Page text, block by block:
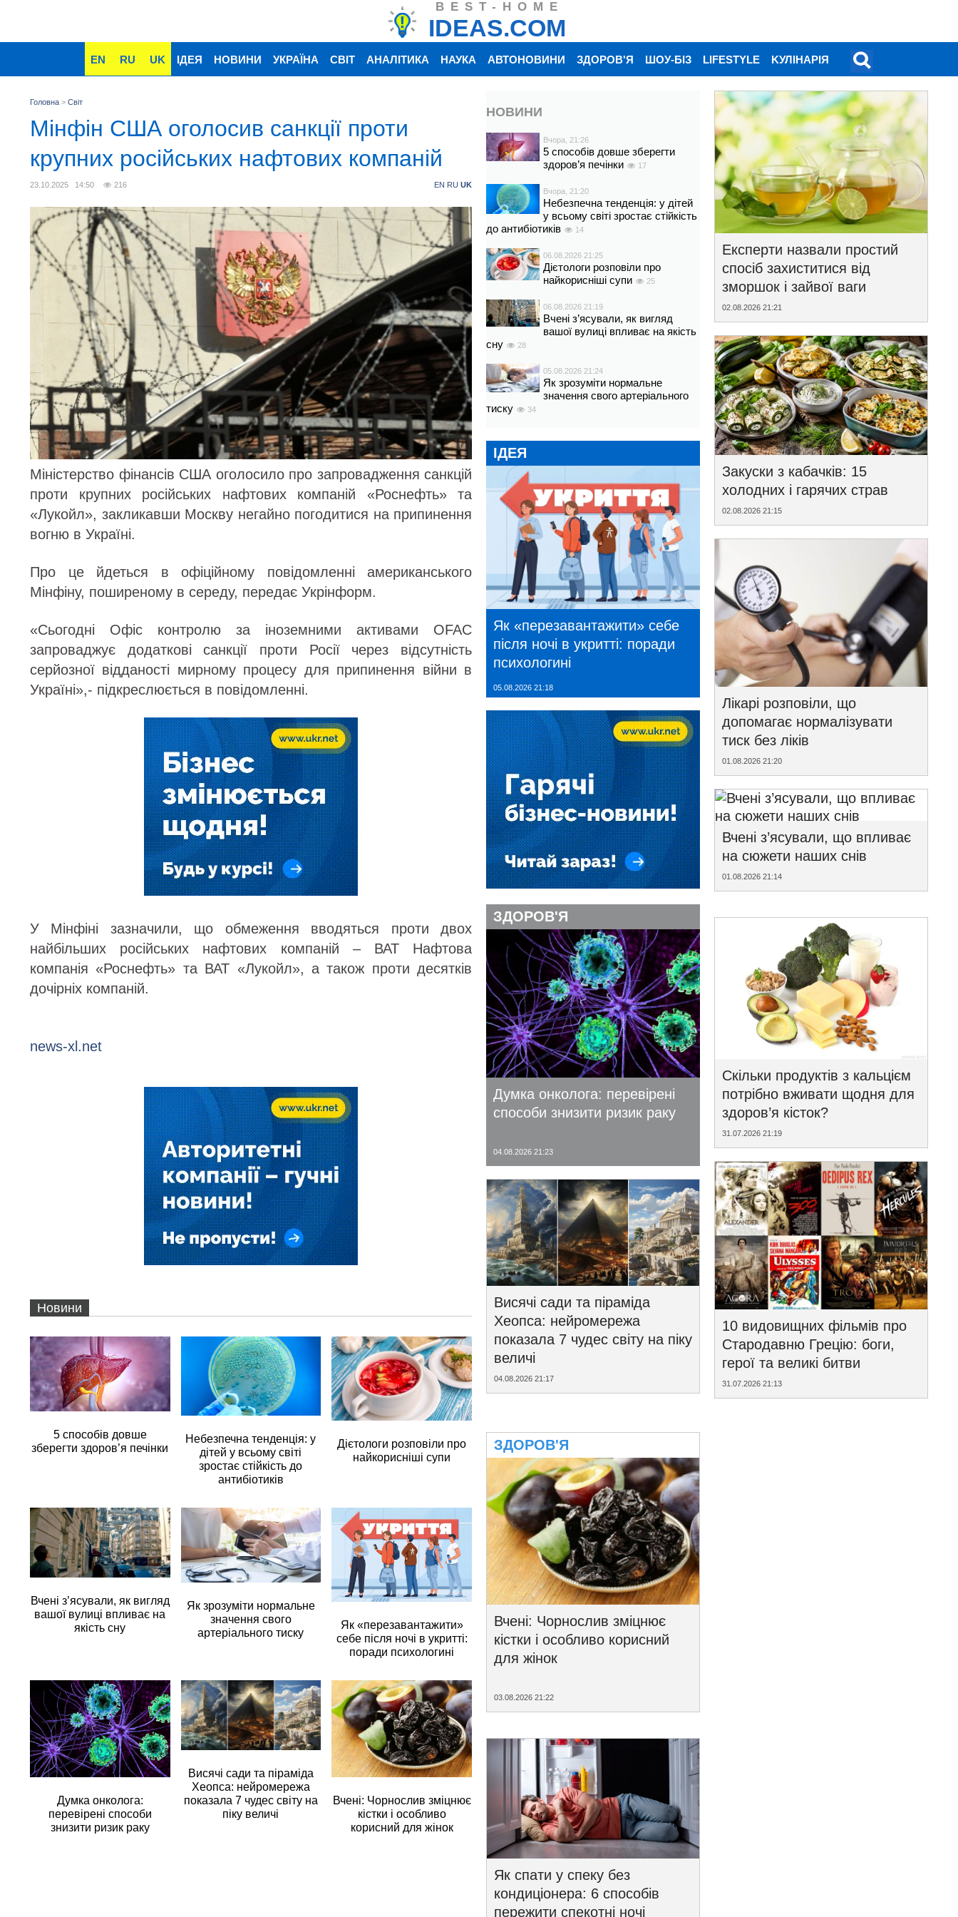
BEST-HOME
IDEAS.COM
EN RU UK ІДЕЯ НОВИНИ УКРАЇНА СВІТ АНАЛІТИКА НАУКА АВТОНОВИНИ ЗДОРОВ'Я ШОУ-БІЗ LIFESTYLE KУЛІНАРІЯ
Головна > Світ
Мінфін США оголосив санкції проти
крупних російських нафтових компаній
23.10.2025 14:50 216 EN RU UK
Міністерство фінансів США оголосило про запровадження санкцій
проти крупних російських нафтових компаній «Роснефть» та
«Лукойл», закликавши Москву негайно погодитися на припинення
вогню в Україні.
Про це йдеться в офіційному повідомленні американського
Мінфіну, поширеному в середу, передає Укрінформ.
«Сьогодні Офіс контролю за іноземними активами OFAC
запроваджує додаткові санкції проти Росії через відсутність
серйозної відданості мирному процесу для припинення війни в
Україні»,- підкреслюється в повідомленні.
У Мінфіні зазначили, що обмеження вводяться проти двох
найбільших російських нафтових компаній – ВАТ Нафтова
компанія «Роснефть» та ВАТ «Лукойл», а також проти десятків
дочірніх компаній.
news-xl.net
Новини
5 способів довше
зберегти здоров’я печінки
Небезпечна тенденція: у
дітей у всьому світі
зростає стійкість до
антибіотиків
Дієтологи розповіли про
найкорисніші супи
Вчені з’ясували, як вигляд
вашої вулиці впливає на
якість сну
Як зрозуміти нормальне
значення свого
артеріального тиску
Як «перезавантажити»
себе після ночі в укритті:
поради психологині
Думка онколога:
перевірені способи
знизити ризик раку
Висячі сади та піраміда
Хеопса: нейромережа
показала 7 чудес світу на
піку величі
Вчені: Чорнослив зміцнює
кістки і особливо
корисний для жінок
НОВИНИ
Вчора, 21:26
5 способів довше зберегти
здоров’я печінки
17
Вчора, 21:20
Небезпечна тенденція: у дітей
у всьому світі зростає стійкість
до антибіотиків
14
06.08.2026 21:25
Дієтологи розповіли про
найкорисніші супи
25
06.08.2026 21:19
Вчені з’ясували, як вигляд
вашої вулиці впливає на якість
сну
28
05.08.2026 21:24
Як зрозуміти нормальне
значення свого артеріального
тиску
34
ІДЕЯ
Як «перезавантажити» себе
після ночі в укритті: поради
психологині
05.08.2026 21:18
ЗДОРОВ'Я
Думка онколога: перевірені
способи знизити ризик раку
04.08.2026 21:23
Висячі сади та піраміда
Хеопса: нейромережа
показала 7 чудес світу на піку
величі
04.08.2026 21:17
ЗДОРОВ'Я
Вчені: Чорнослив зміцнює
кістки і особливо корисний
для жінок
03.08.2026 21:22
Як спати у спеку без
кондиціонера: 6 способів
пережити спекотні ночі
Експерти назвали простий
спосіб захиститися від
зморшок і зайвої ваги
02.08.2026 21:21
Закуски з кабачків: 15
холодних і гарячих страв
02.08.2026 21:15
Лікарі розповіли, що
допомагає нормалізувати
тиск без ліків
01.08.2026 21:20
Вчені з’ясували, що впливає
на сюжети наших снів
01.08.2026 21:14
Скільки продуктів з кальцієм
потрібно вживати щодня для
здоров’я кісток?
31.07.2026 21:19
10 видовищних фільмів про
Стародавню Грецію: боги,
герої та великі битви
31.07.2026 21:13